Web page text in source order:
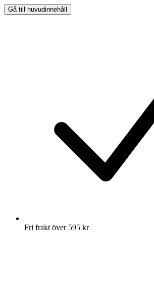
Gå till huvudinnehåll
Fri frakt över 595 kr